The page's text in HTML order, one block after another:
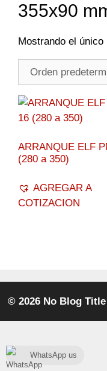
355x90
Mostrando el único
ARRANQUE ELF
(280 a 350)
AGREGAR A
COTIZACION
© 2026 No Blog
WhatsApp us